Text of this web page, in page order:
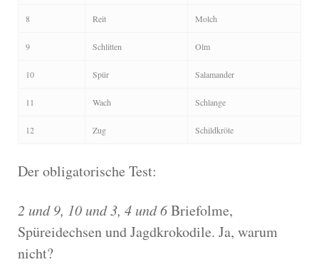
8 Reit Molch
9 Schlitten Olm
10 Spür Salamander
11 Wach Schlange
12 Zug Schildkröte
Der obligatorische Test:
2 und 9, 10 und 3, 4 und 6Briefolme,
Spüreidechsen und Jagdkrokodile. Ja, warum
nicht?